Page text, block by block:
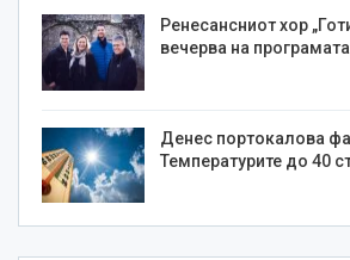
Ренесансниот хор
вечерва на
Денес портокалова
Температурите до 40